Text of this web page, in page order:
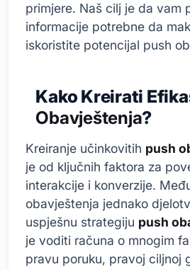
primjere. Naš cilj je da vam
informacije potrebne da
iskoristite potencijal push
Kako Kreirati
Obavještenja?
Kreiranje učinkovitih push
je od ključnih faktora za
interakcije i konverzije.
obavještenja jednako
uspješnu strategiju push
je voditi računa o mnogim
pravu poruku, pravoj ciljnoj